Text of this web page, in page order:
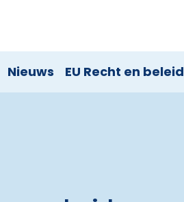
Nieuws EU Recht en beleid